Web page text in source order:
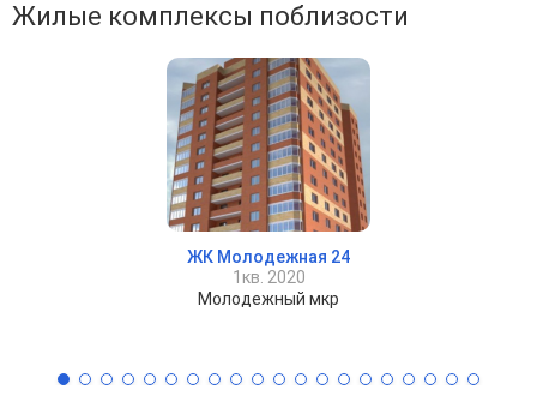
Жилые комплексы поблизости
ЖК Молодежная 24
1кв. 2020
Молодежный мкр